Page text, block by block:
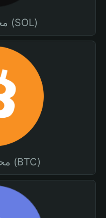
محفظة سولانا (SOL)
محفظة بيتكوين (BTC)